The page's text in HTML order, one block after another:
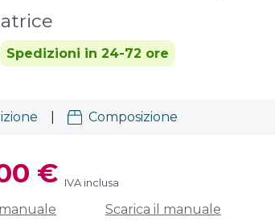
Spedizioni in 24-72 ore
Composizione
€ IVA inclusa
Scarica il manuale